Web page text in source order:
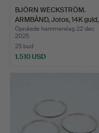
BJÖRN WECKSTRÖM.
ARMBÅND, Jotos, 14K guld,
…
Opnåede hammerslag 22 dec
2025
25 bud
1.510 USD